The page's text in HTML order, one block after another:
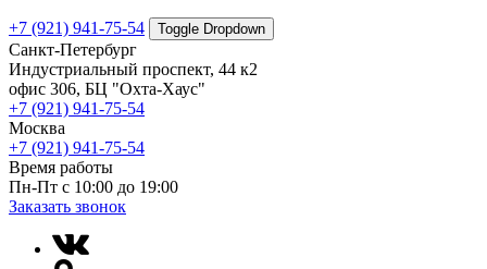
+7 (921) 941-75-54 Toggle Dropdown
Санкт-Петербург
Индустриальный проспект, 44 к2
офис 306, БЦ "Охта-Хаус"
+7 (921) 941-75-54
Москва
+7 (921) 941-75-54
Время работы
Пн-Пт с 10:00 до 19:00
Заказать звонок